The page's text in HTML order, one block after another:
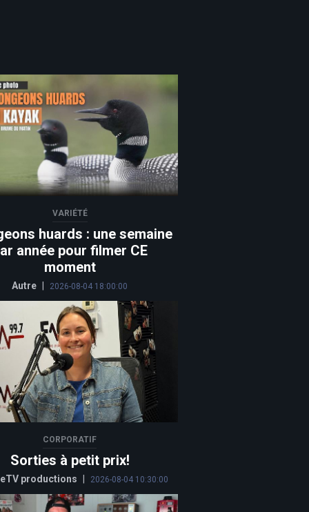
VARIÉTÉ
huards : une semaine
année pour filmer CE
moment
Autre 2026-08-04 18:00:00
CORPORATIF
Sorties à petit prix!
productions 2026-08-04 10:30:00